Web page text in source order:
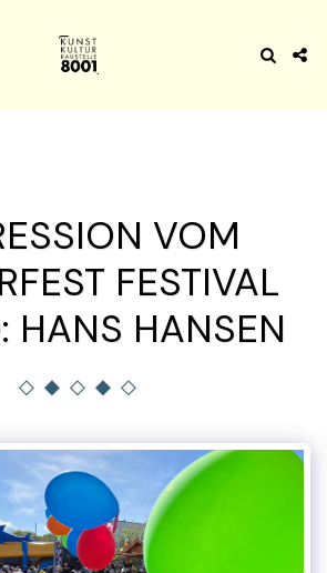
VOM
FESTIVAL
HANS HANSEN